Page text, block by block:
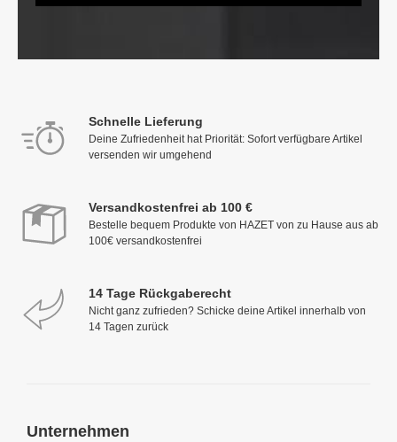
Schnelle Lieferung
Deine Zufriedenheit hat Priorität: Sofort verfügbare Artikel
versenden wir umgehend
Versandkostenfrei ab 100 €
Bestelle bequem Produkte von HAZET von zu Hause aus ab
100€ versandkostenfrei
14 Tage Rückgaberecht
Nicht ganz zufrieden? Schicke deine Artikel innerhalb von
14 Tagen zurück
Unternehmen